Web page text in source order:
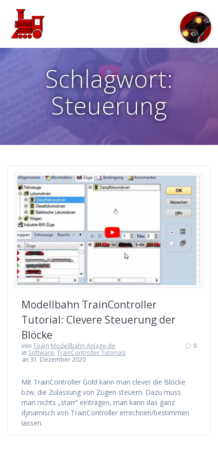
Schlagwort:
Steuerung
Modellbahn TrainController
Tutorial: Clevere Steuerung der
Blöcke
von Team Modellbahn-Anlage.de
in Software,TrainController Tutorials
an 31. Dezember 2020
0
Mit TrainController Gold kann man clever die Blöcke
bzw. die Zulassung von Zügen steuern. Dazu muss
man nichts „starr“ eintragen, man kann das ganz
dynamisch von TrainController errechnen/bestimmen
lassen.